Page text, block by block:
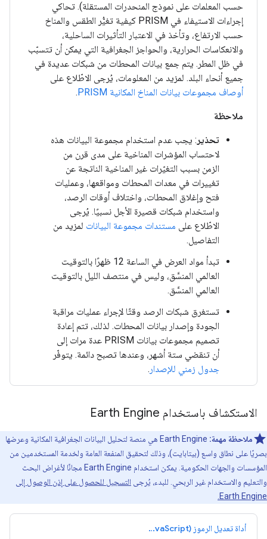
حسب المعلمات على نموذج المنحدرات المستقلة). تحاكي
إجراءات الاستيفاء في PRISM كيفية تغيُّر الطقس والمناخ
حسب الارتفاع، وتأخذ في الاعتبار التأثيرات الساحلية،
والانعكاسات الحرارية، والحواجز الجغرافية التي يمكن أن تتسبّب
في ظل المطر. يتم جمع بيانات المحطات من شبكات عديدة في
جميع أنحاء البلد. لمزيد من المعلومات، يُرجى الاطّلاع على
أوصاف مجموعات بيانات المناخ المكانية PRISM
.
ملاحظة
تحذير : يجب عدم استخدام مجموعة البيانات هذه
لاحتساب المؤشرات المناخية على مدى قرن من
الزمن بسبب التغيّرات غير المناخية الناتجة عن
تغييرات في معدات المحطات ومواقعها، وعمليات
فتح وإغلاق المحطات، واختلاف أوقات الرصد،
واستخدام شبكات قصيرة الأجل نسبيًا. يُرجى
الاطّلاع على مستندات مجموعة البيانات لمزيد من
التفاصيل.
تبدأ مواد العرض في الساعة 12 ظهرًا بالتوقيت
العالمي المنسَّق، وليس في منتصف الليل بالتوقيت
العالمي المنسَّق.
تستغرق شبكات الرصد وقتًا لإجراء عمليات مراقبة
الجودة وإصدار بيانات المحطات. لذلك، تتم إعادة
تصميم مجموعات بيانات PRISM عدة مرات إلى
أن تنقضي ستة أشهر، وعندها تصبح دائمة. يتوفّر
جدول زمني للإصدار .
الاستكشاف باستخدام Earth Engine
ملاحظة مهمة:
‫Earth Engine هي منصة لتحليل البيانات الجغرافية المكانية وعرضها
بصريًا على نطاق واسع (بيتابايت)، وذلك لتحقيق المنفعة العامة ولخدمة المستخدمين من
المؤسسات والجهات الحكومية. يمكن استخدام Earth Engine مجانًا لأغراض البحث
والتعليم والاستخدام غير الربحي. للبدء، يُرجى التسجيل للحصول على إذن الوصول إلى
Earth Engine.
أداة تعديل الرموز (JavaScript)